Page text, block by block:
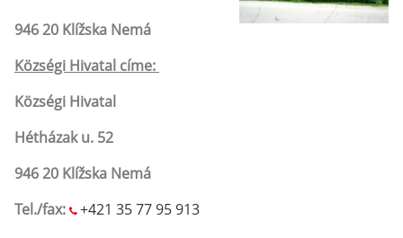
946 20 Klížska Nemá
Községi Hivatal címe:
Községi Hivatal
Hétházak u. 52
946 20 Klížska Nemá
Tel./fax:
+421 35 77 95 913